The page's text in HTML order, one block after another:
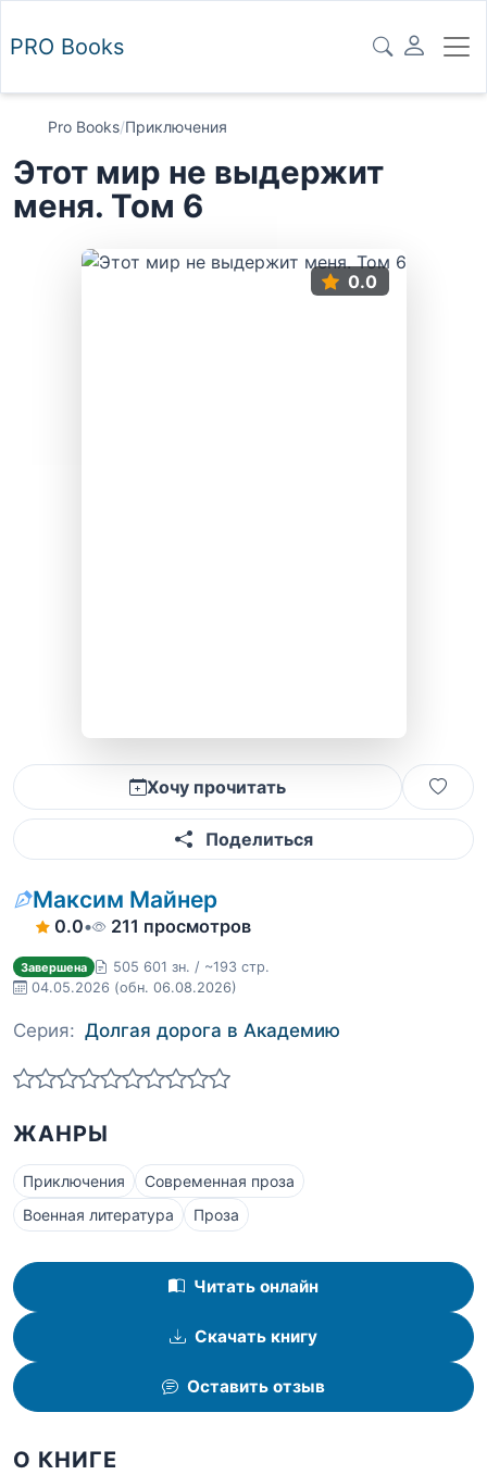
PRO Books
Pro Books/Приключения
Этот мир не выдержит
меня. Том 6
0.0
Хочу прочитать
Поделиться
Максим Майнер
0.0• 211 просмотров
Завершена
505 601 зн. / ~193 стр.
04.05.2026 (обн. 06.08.2026)
Серия: Долгая дорога в Академию
ЖАНРЫ
Приключения
Современная проза
Военная литература
Проза
Читать онлайн
Скачать книгу
Оставить отзыв
О КНИГЕ